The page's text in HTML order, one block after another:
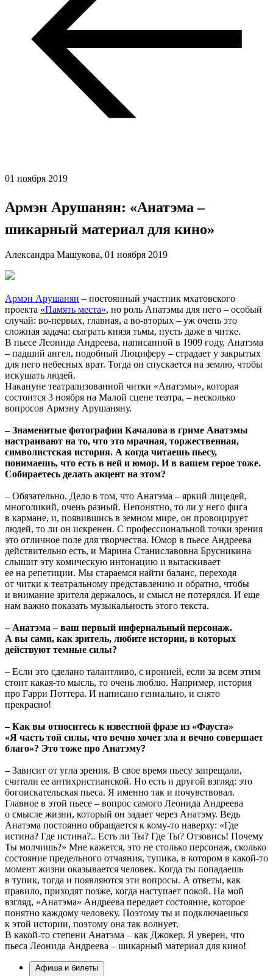
01 ноября 2019
Армэн Арушанян: «Анатэма –
шикарный материал для кино»
Александра Машукова, 01 ноября 2019
Армэн Арушанян – постоянный участник мхатовского
проекта «Память места», но роль Анатэмы для него – особый
случай: во-первых, главная, а во-вторых – уж очень это
сложная задача: сыграть князя тьмы, пусть даже в читке.
В пьесе Леонида Андреева, написанной в 1909 году, Анатэма
– падший ангел, подобный Люциферу – страдает у закрытых
для него небесных врат. Тогда он спускается на землю, чтобы
искушать людей.
Накануне театрализованной читки «Анатэмы», которая
состоится 3 ноября на Малой сцене театра, – несколько
вопросов Армэну Арушаняну.
– Знаменитые фотографии Качалова в гриме Анатэмы
настраивают на то, что это мрачная, торжественная,
символистская история. А когда читаешь пьесу,
понимаешь, что есть в ней и юмор. И в вашем герое тоже.
Собираетесь делать акцент на этом?
– Обязательно. Дело в том, что Анатэма – яркий лицедей,
многоликий, очень разный. Непонятно, то ли у него фига
в кармане, и, появившись в земном мире, он провоцирует
людей, то ли он искренен. С профессиональной точки зрения
это отличное поле для творчества. Юмор в пьесе Андреева
действительно есть, и Марина Станиславовна Брусникина
слышит эту комическую интонацию и вытаскивает
ее на репетиции. Мы стараемся найти баланс, переходя
от читки к театральному представлению и обратно, чтобы
и внимание зрителя держалось, и смысл не потерялся. И еще
нам важно показать музыкальность этого текста.
– Анатэма – ваш первый инфернальный персонаж.
А вы сами, как зритель, любите истории, в которых
действуют темные силы?
– Если это сделано талантливо, с иронией, если за всем этим
стоит какая-то мысль, то очень люблю. Например, история
про Гарри Поттера. И написано гениально, и снято
прекрасно!
– Как вы относитесь к известной фразе из «Фауста»
«Я часть той силы, что вечно хочет зла и вечно совершает
благо»? Это тоже про Анатэму?
– Зависит от угла зрения. В свое время пьесу запрещали,
считали ее антихристианской. Но есть и другой взгляд: это
богоискательская пьеса. Я именно так и почувствовал.
Главное в этой пьесе – вопрос самого Леонида Андреева
о смысле жизни, который он задает через Анатэму. Ведь
Анатэма постоянно обращается к кому-то наверху: «Где
истина? Где истина?.. Есть ли Ты? Где Ты? Отзовись! Почему
Ты молчишь?» Мне кажется, это не столько персонаж, сколько
состояние предельного отчаяния, тупика, в котором в какой-то
момент жизни оказывается человек. Когда ты попадаешь
в тупик, тогда и появляются эти вопросы. А ответы, как
правило, приходят позже, когда наступает покой. На мой
взгляд, «Анатэма» Андреева передает состояние, которое
понятно каждому человеку. Поэтому ты и подключаешься
к этой истории, поэтому она так волнует.
В какой-то степени Анатэма – как Джокер. Я уверен, что
пьеса Леонида Андреева – шикарный материал для кино!
Афиша и билеты